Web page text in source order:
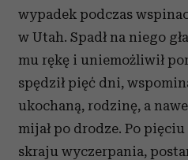
wypadek podczas
w Utah. Spadł na niego
mu rękę i uniemożliwił
spędził pięć dni,
ukochaną, rodzinę, a
mijał po drodze. Po
skraju wyczerpania,